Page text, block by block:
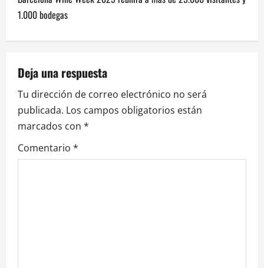
e
g
a
c
i
ó
n
1.000 bodegas
Deja una respuesta
Tu dirección de correo electrónico no será
publicada. Los campos obligatorios están
marcados con *
Comentario *